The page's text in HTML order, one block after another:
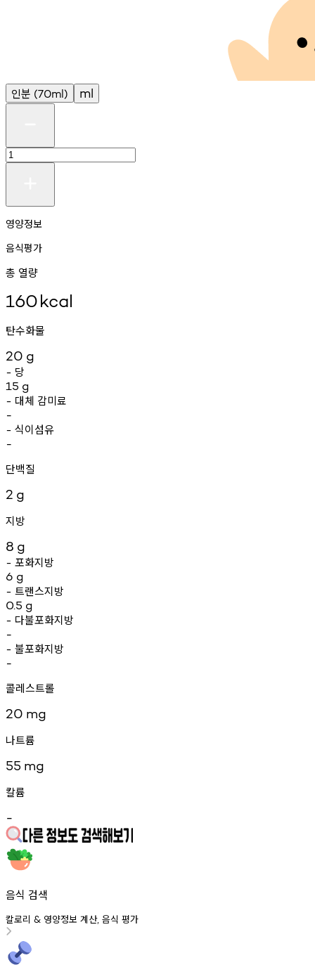
인분 (70ml) ml
영양정보
음식평가
총 열량
160kcal
탄수화물
20 g
- 당
15 g
- 대체 감미료
-
- 식이섬유
-
단백질
2 g
지방
8 g
- 포화지방
6 g
- 트랜스지방
0.5 g
- 다불포화지방
-
- 불포화지방
-
콜레스트롤
20 mg
나트륨
55 mg
칼륨
-
음식 검색
칼로리 & 영양정보 계산, 음식 평가